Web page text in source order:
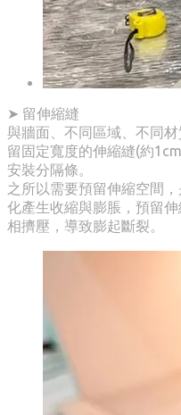
​➤ 留伸縮縫
與牆面、不同區域、不同
留固定寬度的伸縮縫(約
安裝分隔條。
之所以需要預留伸縮空間
化產生收縮與膨脹，預留
相擠壓，導致膨起斷裂。